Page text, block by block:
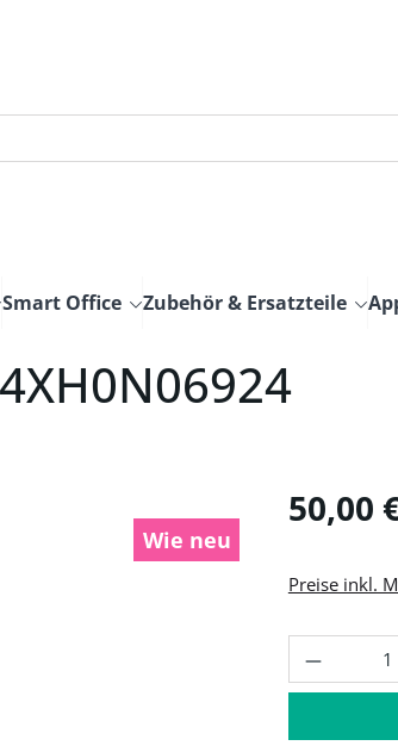
Smart Office Zubehör & Ersatzteile
Wie neu
Regulärer
50,00
Preise inkl.